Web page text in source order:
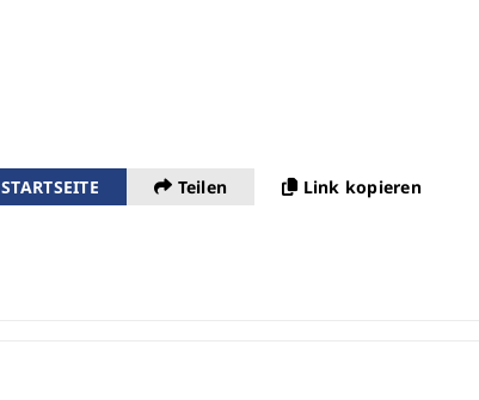
STARTSEITE Teilen Link kopieren